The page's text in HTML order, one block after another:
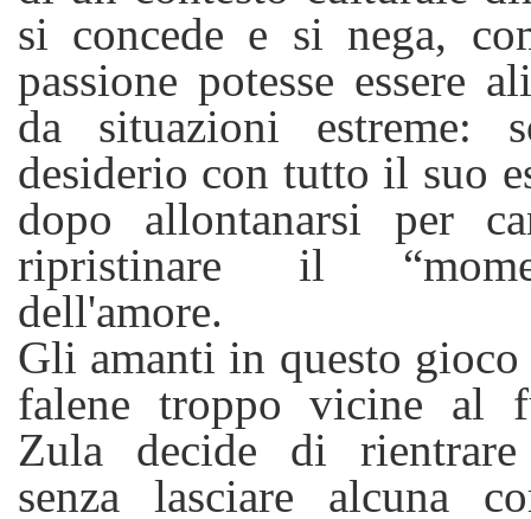
si concede e si nega,
passione potesse essere
da situazioni estreme:
desiderio con tutto il suo
dopo allontanarsi per
ripristinare il
dell'amore.
Gli amanti in questo gioco
falene troppo vicine al
Zula decide di
senza lasciare alcuna